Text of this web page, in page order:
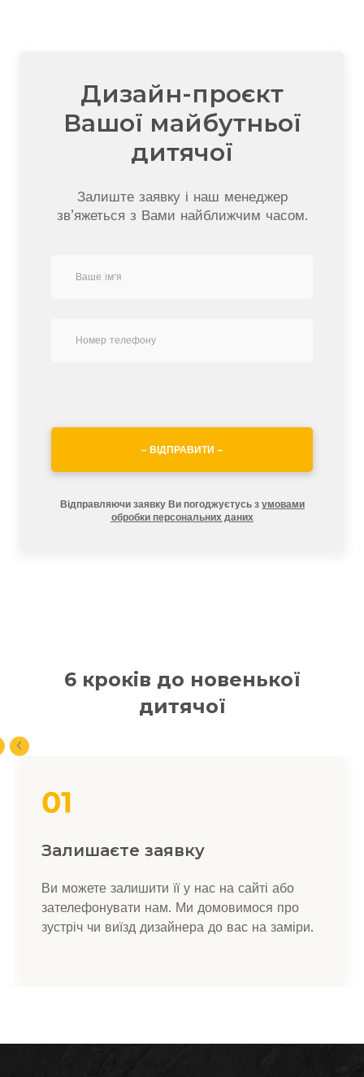
Дизайн-проєкт
Вашої майбутньої
дитячої
Залиште заявку і наш менеджер
зв’яжеться з Вами найближчим часом.
– ВІДПРАВИТИ –
Відправляючи заявку Ви погоджуєтусь з умовами
обробки персональних даних
6 кроків до новенької
дитячої
Залишаєте заявку
Ви можете залишити її у нас на сайті або
зателефонувати нам. Ми домовимося про
зустріч чи виїзд дизайнера до вас на заміри.